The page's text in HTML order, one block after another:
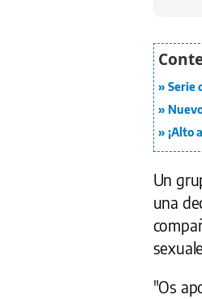
Serie
¡Alto
Un
una
"Os